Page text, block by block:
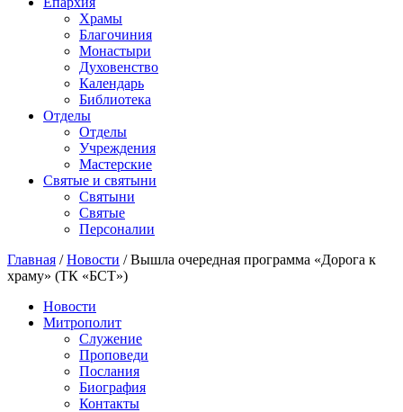
Храмы
Благочиния
Монастыри
Духовенство
Календарь
Библиотека
Отделы
Отделы
Учреждения
Мастерские
Святые и святыни
Cвятыни
Cвятые
Персоналии
Главная /Новости /Вышла очередная программа «Дорога к
храму» (ТК «БСТ»)
Новости
Митрополит
Служение
Проповеди
Послания
Биография
Контакты